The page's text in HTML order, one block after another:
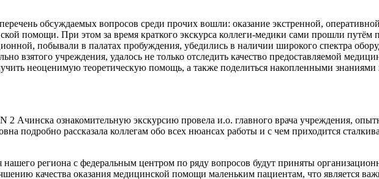
обсуждаемых вопросов среди прочих вошли: оказание экстренной,
помощи. При этом за время краткого экскурса коллеги-медики сами прошли путём
побывали в палатах пробуждения, убедились в наличии широкого спектра
взятого учреждения, удалось не только отследить качество предоставляемой
неоценимую теоретическую помощь, а также поделиться накопленными
2 Ачинска ознакомительную экскурсию провела и.о. главного врача учреждения,
подробно рассказала коллегам обо всех нюансах работы и с чем приходится
нашего региона с федеральным центром по ряду вопросов будут приняты
качества оказания медицинской помощи маленьким пациентам, что является